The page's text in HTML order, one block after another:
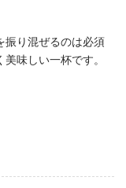
振り混ぜるのは必須
味しい一杯です。